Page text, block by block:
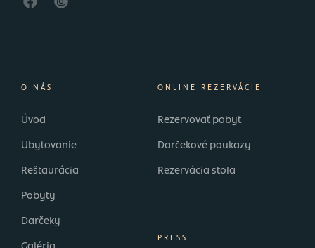
O NÁS
Úvod
Ubytovanie
Reštaurácia
Pobyty
Darčeky
ONLINE REZERVÁCIE
Rezervovať pobyt
Darčekové poukazy
Rezervácia stola
PRESS